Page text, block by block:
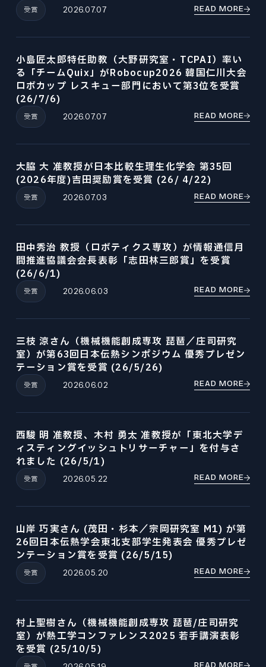
受賞 2026.07.07 READ MORE
受賞 2026.07.07
小島匠太郎特任助教（大野研究室・TCPAI）率い
る「チームQuix」がRobocup2026 韓国仁川大会
ロボカップ レスキュー部門において第3位を受賞
(26/7/6)
READ MORE
受賞 2026.07.03
大脇 大 准教授が日本比較生理生化学会 第35回
(2026年度)吉田奨励賞を受賞 (26/ 4/22)
READ MORE
受賞 2026.06.03
田中秀治 教授（ロボティクス専攻）が情報通信月
間推進協議会会長表彰「志田林三郎賞」を受賞
(26/6/1)
READ MORE
受賞 2026.06.02
三枝 涼さん（機械機能創成専攻 琵琶／庄司研究
室）が第63回日本伝熱シンポジウム 優秀プレゼン
テーション賞を受賞 (26/5/26)
READ MORE
受賞 2026.05.22
西駿 明 准教授、木村 勇太 准教授が「東北大学デ
ィスティングイッシュトリサーチャー」を付与さ
れました (26/5/1)
READ MORE
受賞 2026.05.20
山岸 巧実さん (茂田・杉本／宗岡研究室 M1) が第
26回日本伝熱学会東北支部学生発表会 優秀プレゼ
ンテーション賞を受賞 (26/5/15)
READ MORE
村上聖樹さん（機械機能創成専攻 琵琶/庄司研究
室）が熱工学コンファレンス2025 若手講演表彰
を受賞 (25/10/5)